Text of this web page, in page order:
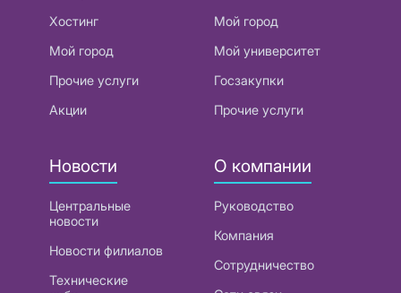
Хостинг
Мой город
Прочие услуги
Акции
Мой город
Мой университет
Госзакупки
Прочие услуги
Новости
Центральные
новости
Новости филиалов
Технические
О компании
Руководство
Компания
Сотрудничество